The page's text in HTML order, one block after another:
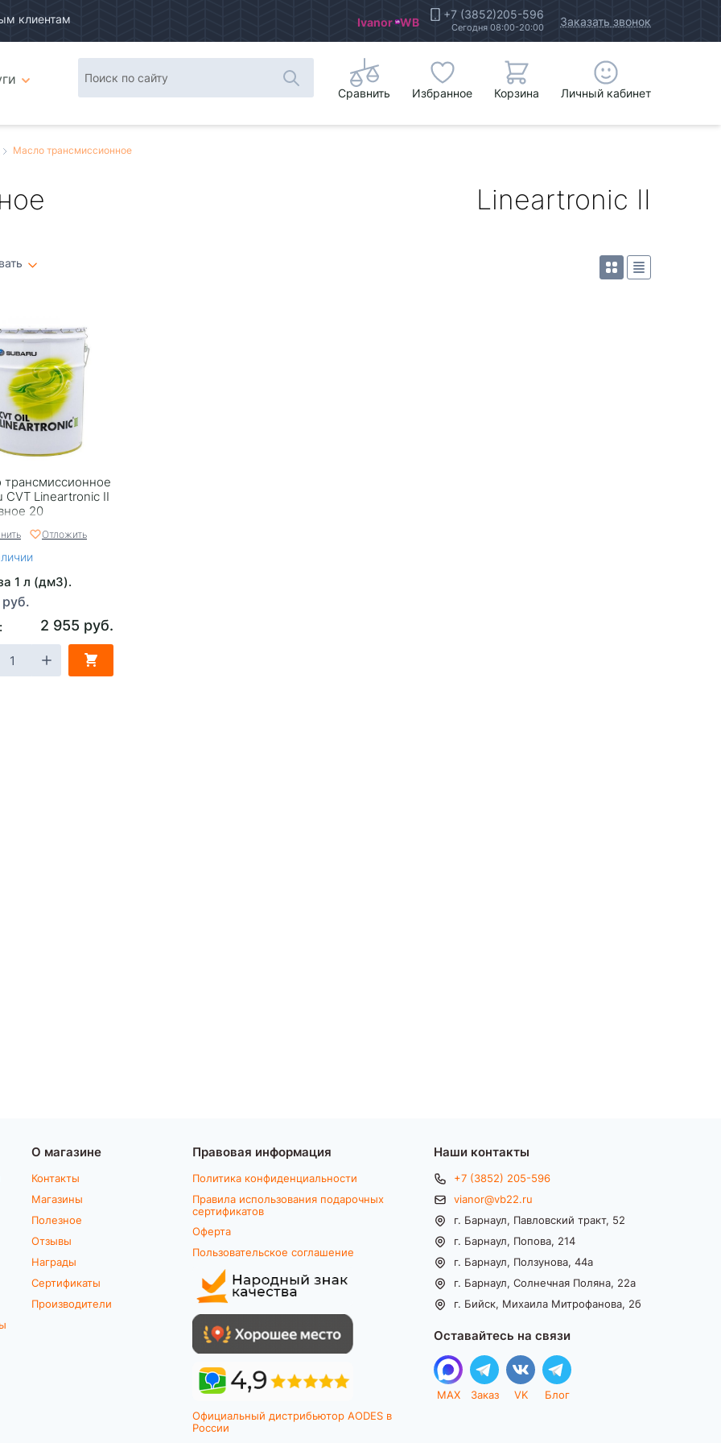
клиентам Ivanor WB +7 (3852)205-596
Сегодня 08:00-20:00 Заказать звонок
Сравнить Избранное Корзина Личный кабинет
Масло трансмиссионное
Lineartronic II
трансмиссионное
CVT Lineartronic II
20
Отложить
1 л (дм3).
2 955 руб.
О магазине
Контакты
Магазины
Полезное
Отзывы
Награды
Сертификаты
Производители
Правовая информация
Политика конфиденциальности
Правила использования подарочных
сертификатов
Оферта
Пользовательское соглашение
Официальный дистрибьютор AODES в
России
Наши контакты
+7 (3852) 205-596
vianor@vb22.ru
г. Барнаул, Павловский тракт, 52
г. Барнаул, Попова, 214
г. Барнаул, Ползунова, 44а
г. Барнаул, Солнечная Поляна, 22а
г. Бийск, Михаила Митрофанова, 2б
Оставайтесь на связи
MAX Заказ VK Блог